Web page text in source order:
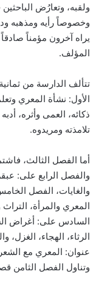
ولقبه، وتعارُض
وخصوصاً رأيه ومذهبه
يراه آخرون مؤمناً
المؤلف.
تتألف الدارسة من
الأول: نشأة المعري
ذكائه، العمى وأثره،
تلامذته ومريدوه.
أما الفصل الثالث،
والفصل الرابع على:
والغايات، الفصل
المعري والمرأة،
السادس على: أغراض
الرثاء، الهجاء،
عنوان: المعري مع
وتناول الفصل الثامن